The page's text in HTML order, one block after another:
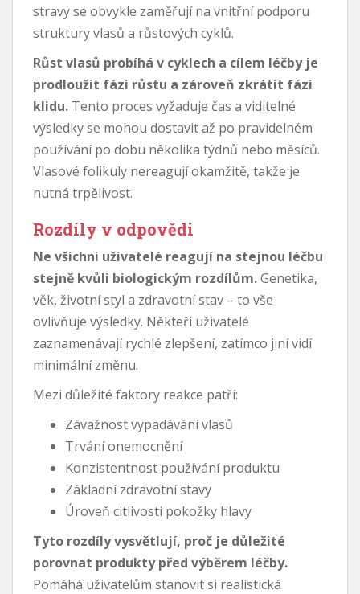
stravy se obvykle zaměřují na vnitřní podporu
struktury vlasů a růstových cyklů.
Růst vlasů probíhá v cyklech a cílem léčby je
prodloužit fázi růstu a zároveň zkrátit fázi
klidu. Tento proces vyžaduje čas a viditelné
výsledky se mohou dostavit až po pravidelném
používání po dobu několika týdnů nebo měsíců.
Vlasové folikuly nereagují okamžitě, takže je
nutná trpělivost.
Rozdíly v odpovědi
Ne všichni uživatelé reagují na stejnou léčbu
stejně kvůli biologickým rozdílům.Genetika,
věk, životní styl a zdravotní stav – to vše
ovlivňuje výsledky. Někteří uživatelé
zaznamenávají rychlé zlepšení, zatímco jiní vidí
minimální změnu.
Mezi důležité faktory reakce patří:
Závažnost vypadávání vlasů
Trvání onemocnění
Konzistentnost používání produktu
Základní zdravotní stavy
Úroveň citlivosti pokožky hlavy
Tyto rozdíly vysvětlují, proč je důležité
porovnat produkty před výběrem léčby.
Pomáhá uživatelům stanovit si realistická